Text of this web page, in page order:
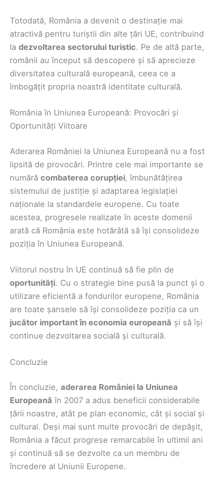
Totodată, România a devenit o destinație mai
atractivă pentru turiștii din alte țări UE, contribuind
la dezvoltarea sectorului turistic. Pe de altă parte,
românii au început să descopere și să aprecieze
diversitatea culturală europeană, ceea ce a
îmbogățit propria noastră identitate culturală.
România în Uniunea Europeană: Provocări și
Oportunități Viitoare
Aderarea României la Uniunea Europeană nu a fost
lipsită de provocări. Printre cele mai importante se
numără combaterea corupției, îmbunătățirea
sistemului de justiție și adaptarea legislației
naționale la standardele europene. Cu toate
acestea, progresele realizate în aceste domenii
arată că România este hotărâtă să își consolideze
poziția în Uniunea Europeană.
Viitorul nostru în UE continuă să fie plin de
oportunități. Cu o strategie bine pusă la punct și o
utilizare eficientă a fondurilor europene, România
are toate șansele să își consolideze poziția ca un
jucător important în economia europeană și să își
continue dezvoltarea socială și culturală.
Concluzie
În concluzie, aderarea României la Uniunea
Europeană în 2007 a adus beneficii considerabile
țării noastre, atât pe plan economic, cât și social și
cultural. Deși mai sunt multe provocări de depășit,
România a făcut progrese remarcabile în ultimii ani
și continuă să se dezvolte ca un membru de
încredere al Uniunii Europene.